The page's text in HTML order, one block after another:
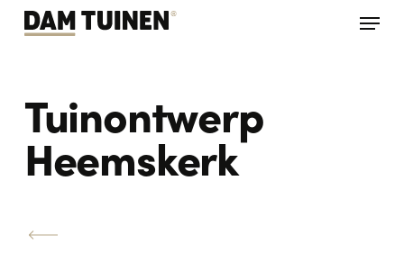
Skip
Menu
Tuinontwerp
Heemskerk